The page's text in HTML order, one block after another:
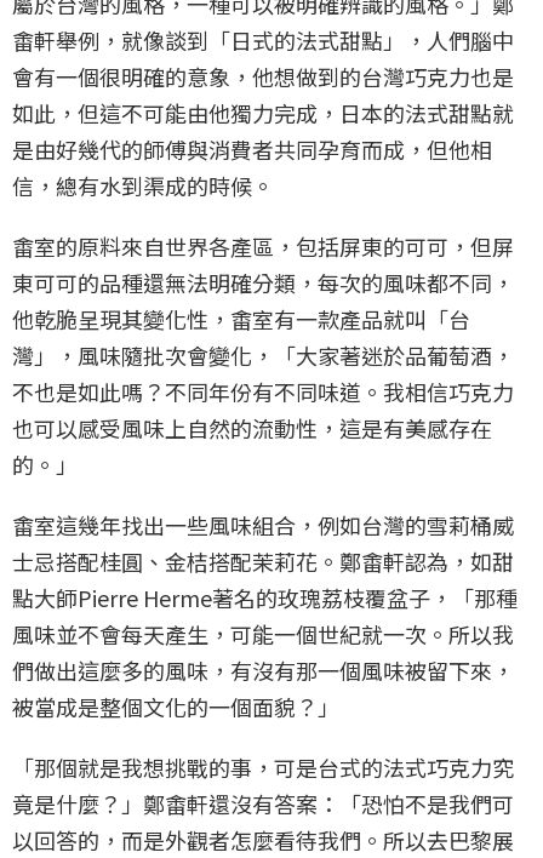
畬軒舉例，就像談到「日式的法式甜點」，人們腦中
會有一個很明確的意象，他想做到的台灣巧克力也是
如此，但這不可能由他獨力完成，日本的法式甜點就
是由好幾代的師傅與消費者共同孕育而成，但他相
信，總有水到渠成的時候。
畬室的原料來自世界各產區，包括屏東的可可，但屏
東可可的品種還無法明確分類，每次的風味都不同，
他乾脆呈現其變化性，畬室有一款產品就叫「台
灣」，風味隨批次會變化，「大家著迷於品葡萄酒，
不也是如此嗎？不同年份有不同味道。我相信巧克力
也可以感受風味上自然的流動性，這是有美感存在
的。」
畬室這幾年找出一些風味組合，例如台灣的雪莉桶威
士忌搭配桂圓、金桔搭配茉莉花。鄭畬軒認為，如甜
點大師Pierre Herme著名的玫瑰荔枝覆盆子，「那種
風味並不會每天產生，可能一個世紀就一次。所以我
們做出這麼多的風味，有沒有那一個風味被留下來，
被當成是整個文化的一個面貌？」
「那個就是我想挑戰的事，可是台式的法式巧克力究
竟是什麼？」鄭畬軒還沒有答案：「恐怕不是我們可
以回答的，而是外觀者怎麼看待我們。所以去巴黎展